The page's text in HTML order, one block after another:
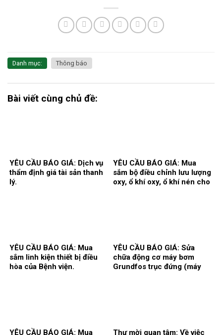
Danh mục: Thông báo
Bài viết cùng chủ đề:
YÊU CẦU BÁO GIÁ: Dịch vụ
thẩm định giá tài sản thanh
lý.
YÊU CẦU BÁO GIÁ: Mua
sắm bộ điều chỉnh lưu lượng
oxy, ổ khí oxy, ổ khí nén cho
YÊU CẦU BÁO GIÁ: Mua
sắm linh kiện thiết bị điều
hòa của Bệnh viện.
YÊU CẦU BÁO GIÁ: Sửa
chữa động cơ máy bơm
Grundfos trục đứng (máy
YÊU CẦU BÁO GIÁ: Mua Thư mời quan tâm: Về việc